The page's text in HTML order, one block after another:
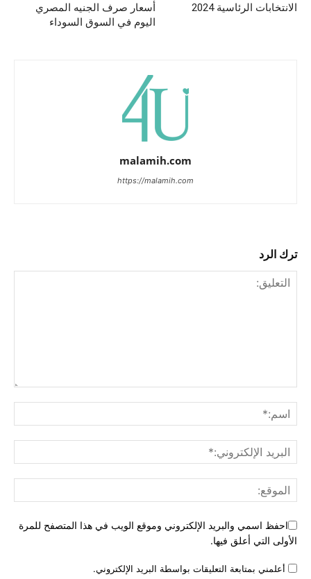
أسعار صرف الجنيه المصري
اليوم في السوق السوداء
الانتخابات الرئاسية 2024
malamih.com
https://malamih.com
ترك الرد
احفظ اسمي والبريد الإلكتروني وموقع الويب في هذا المتصفح للمرة
الأولى التي أعلق فيها.
أعلمني بمتابعة التعليقات بواسطة البريد الإلكتروني.